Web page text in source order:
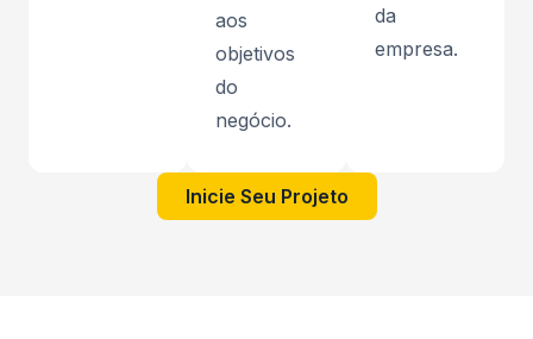
aos
objetivos
do
negócio.
da
empresa.
Inicie Seu Projeto